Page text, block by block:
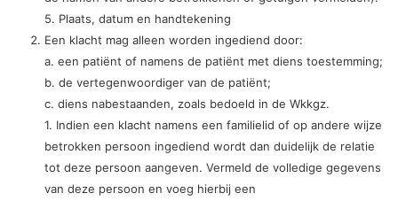
5. Plaats, datum en handtekening
Een klacht mag alleen worden ingediend door:
a. een patiënt of namens de patiënt met diens toestemming;
b. de vertegenwoordiger van de patiënt;
c. diens nabestaanden, zoals bedoeld in de Wkkgz.
1. Indien een klacht namens een familielid of op andere wijze
betrokken persoon ingediend wordt dan duidelijk de relatie
tot deze persoon aangeven. Vermeld de volledige gegevens
van deze persoon en voeg hierbij een